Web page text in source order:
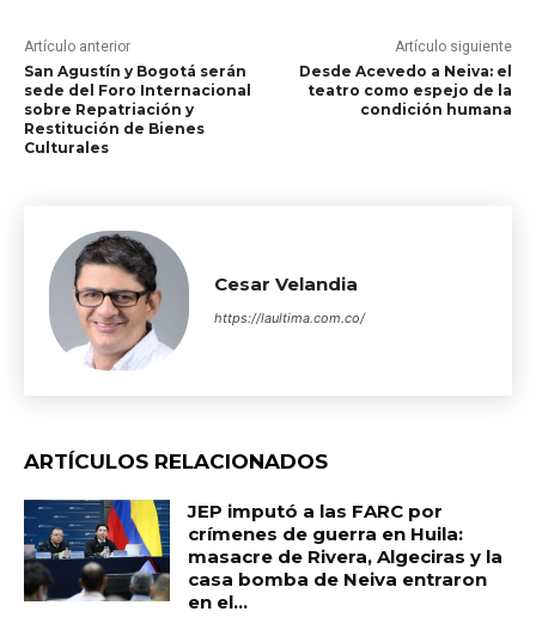
Artículo anterior
San Agustín y Bogotá serán
sede del Foro Internacional
sobre Repatriación y
Restitución de Bienes
Culturales
Artículo siguiente
Desde Acevedo a Neiva: el
teatro como espejo de la
condición humana
Cesar Velandia
https://laultima.com.co/
ARTÍCULOS RELACIONADOS
JEP imputó a las FARC por
crímenes de guerra en Huila:
masacre de Rivera, Algeciras y la
casa bomba de Neiva entraron
en el...